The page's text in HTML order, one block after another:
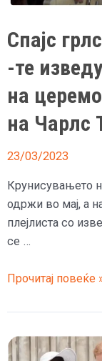
Спајс
-те
на
на Чарлс
23/03/2023
Крунисувањето
одржи во мај, а
плејлиста со
се …
Спајс
и
Битлси
помеѓу
Прочитај повеќе